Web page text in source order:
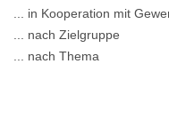
... in Kooperation mit
... nach Zielgruppe
... nach Thema